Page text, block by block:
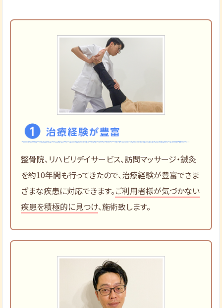
整骨院、リハビリデイサービス、訪問マッサージ・鍼灸
を約10年間も行ってきたので、治療経験が豊富でさま
ざまな疾患に対応できます。ご利用者様が気づかない
疾患を積極的に見つけ、施術致します。